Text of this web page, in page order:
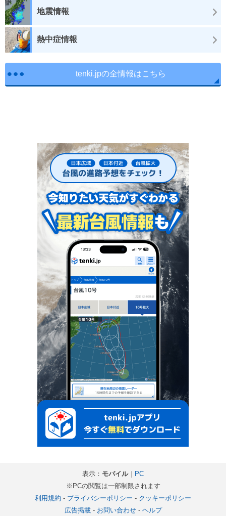
地震情報
熱中症情報
tenki.jpの全情報はこちら
表示： モバイル｜ PC
※PCの閲覧は一部制限されます
利用規約 - プライバシーポリシー - クッキーポリシー
広告掲載- お問い合わせ- ヘルプ